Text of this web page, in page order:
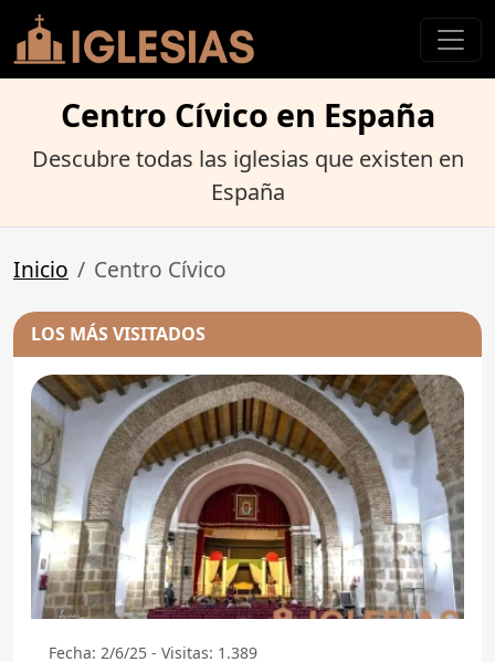
Centro Cívico en España
Descubre todas las iglesias que existen en
España
Inicio Centro Cívico
LOS MÁS VISITADOS
Fecha: 2/6/25 - Visitas: 1.389